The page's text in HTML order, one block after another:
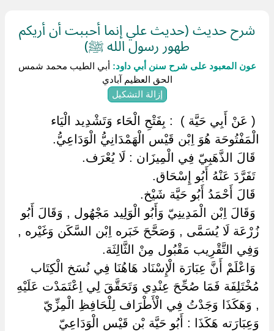
شرح حديث (حديث علي إنما أحببت أن أريكم
طهور رسول الله ﷺ)
عون المعبود على شرح سنن أبي داود: أبي الطيب محمد شمس
الحق العظيم آبادي
إزالة التشكيل
‏ ‏( عَنْ أَبِي حَيَّة ) ‏ ‏: بِفَتْحِ الْحَاء وَتَشْدِيد الْيَاء
الْمَفْتُوحَة هُوَ اِبْن قَيْس الْهَمْدَانِيُّ الْوَدَاعِيُّ.
‏ ‏قَالَ الذَّهَبِيّ فِي الْمِيزَان : لَا يُعْرَف.
‏ ‏تَفَرَّدَ عَنْهُ أَبُو إِسْحَاق.
‏ ‏قَالَ أَحْمَدُ أَبُو حَيَّة شَيْخ.
‏ ‏وَقَالَ اِبْن الْمَدِينِيّ وَأَبُو الْوَلِيد مَجْهُول , وَقَالَ أَبُو
زُرْعَة لَا يُسَمَّى , وَصَحَّحَ خَبَره اِبْن السَّكَن وَغَيْره ,
وَفِي التَّقْرِيب مَقْبُول مِنْ الثَّالِثَة.
‏ ‏وَاعْلَمْ أَنَّ عِبَارَة الْإِسْنَاد هَاهُنَا فِي نُسَخ الْكِتَاب
مُخْتَلِفَة فَمَا صُحِّحَ عِنْدِي وَتَحَقَّقَ لِي اِعْتَمَدْت عَلَيْهِ
, وَهَكَذَا وَجَدْتُ فِي الْأَطْرَاف لِلْحَافِظِ الْمِزِّيّ
وَعِبَارَته هَكَذَا : أَبُو حَيَّة بْن قَيْس الْوَدَاعِيّ